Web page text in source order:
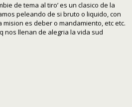
de tema al tiro’ es un clasico de la
peleando de si bruto o liquido, con
es deber o mandamiento, etc etc.
nos llenan de alegria la vida sud